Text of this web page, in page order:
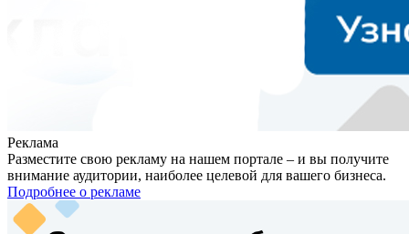
Реклама
Разместите свою рекламу на нашем портале – и вы получите
внимание аудитории, наиболее целевой для вашего бизнеса.
Подробнее о рекламе